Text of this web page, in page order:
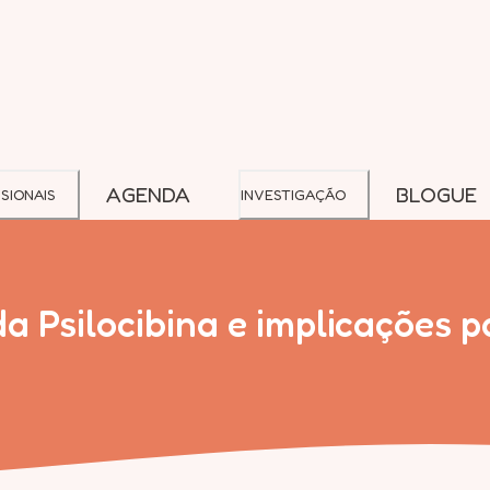
AGENDA INVESTIGAÇÃO BLOGUE
Psilocibina e implicações